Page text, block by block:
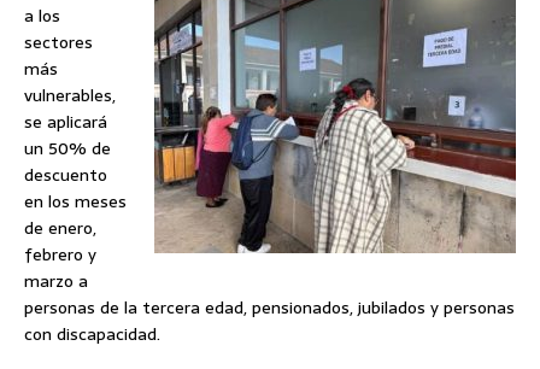
a los
sectores
más
vulnerables,
se aplicará
un 50% de
descuento
en los meses
de enero,
febrero y
marzo a
personas de la tercera edad, pensionados, jubilados y personas
con discapacidad.